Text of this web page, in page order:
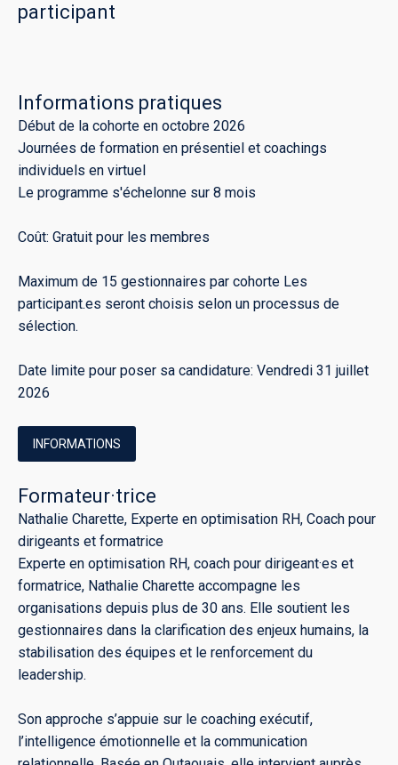
participant
Informations pratiques
Début de la cohorte en octobre 2026
Journées de formation en présentiel et coachings
individuels en virtuel
Le programme s'échelonne sur 8 mois
Coût: Gratuit pour les membres
Maximum de 15 gestionnaires par cohorte Les
participant.es seront choisis selon un processus de
sélection.
Date limite pour poser sa candidature: Vendredi 31 juillet
2026
INFORMATIONS
Formateur·trice
Nathalie Charette, Experte en optimisation RH, Coach pour
dirigeants et formatrice
Experte en optimisation RH, coach pour dirigeant·es et
formatrice, Nathalie Charette accompagne les
organisations depuis plus de 30 ans. Elle soutient les
gestionnaires dans la clarification des enjeux humains, la
stabilisation des équipes et le renforcement du
leadership.
Son approche s’appuie sur le coaching exécutif,
l’intelligence émotionnelle et la communication